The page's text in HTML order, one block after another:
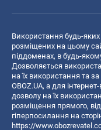
Використання будь-яких
розміщених на цьому
піддоменах, в будь-
Дозволяється
на їх використання та
OBOZ.UA, а для
дозволу на їх
розміщення прямого,
гіперпосилання на
https://